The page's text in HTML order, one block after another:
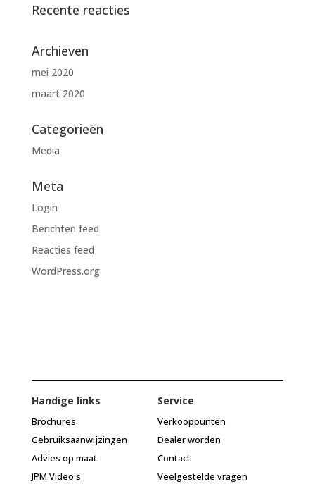
Recente reacties
Archieven
mei 2020
maart 2020
Categorieën
Media
Meta
Login
Berichten feed
Reacties feed
WordPress.org
Handige links
Brochures
Gebruiksaanwijzingen
Advies op maat
JPM Video's
Service
Verkooppunten
Dealer worden
Contact
Veelgestelde vragen